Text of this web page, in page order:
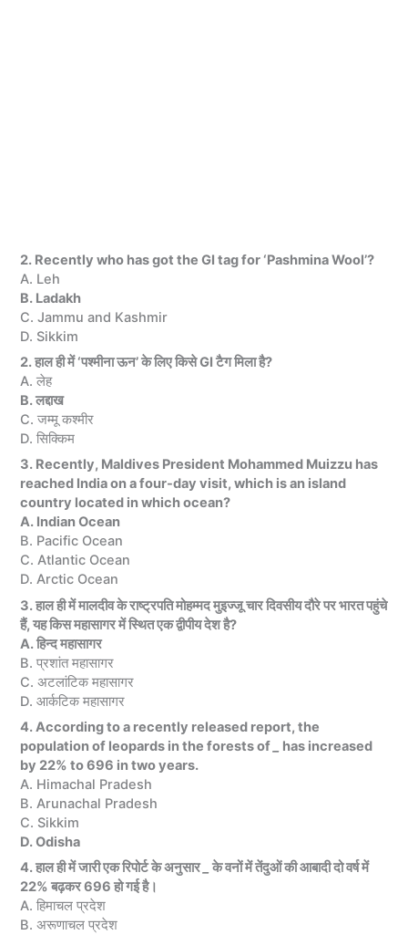
2. Recently who has got the GI tag for ‘Pashmina Wool’?
A. Leh
B. Ladakh
C. Jammu and Kashmir
D. Sikkim
2. हाल ही में ‘पश्मीना ऊन’ के लिए किसे GI टैग मिला है?
A. लेह
B. लद्दाख
C. जम्मू कश्मीर
D. सिक्किम
3. Recently, Maldives President Mohammed Muizzu has
reached India on a four-day visit, which is an island
country located in which ocean?
A. Indian Ocean
B. Pacific Ocean
C. Atlantic Ocean
D. Arctic Ocean
3. हाल ही में मालदीव के राष्ट्रपति मोहम्मद मुइज्जू चार दिवसीय दौरे पर भारत पहुंचे
हैं, यह किस महासागर में स्थित एक द्वीपीय देश है?
A. हिन्द महासागर
B. प्रशांत महासागर
C. अटलांटिक महासागर
D. आर्कटिक महासागर
4. According to a recently released report, the
population of leopards in the forests of
has increased
by 22% to 696 in two years.
A. Himachal Pradesh
B. Arunachal Pradesh
C. Sikkim
D. Odisha
4. हाल ही में जारी एक रिपोर्ट के अनुसार
के वनों में तेंदुओं की आबादी दो वर्ष में
22% बढ़कर 696 हो गई है।
A. हिमाचल प्रदेश
B. अरूणाचल प्रदेश